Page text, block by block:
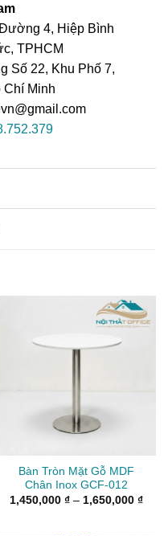
4, Hiệp Bình
TPHCM
Số 22, Khu Phố 7,
Chí Minh
Bàn Tròn Mặt Gỗ MDF
Chân Inox GCF-012
1,450,000 ₫ – 1,650,000 ₫